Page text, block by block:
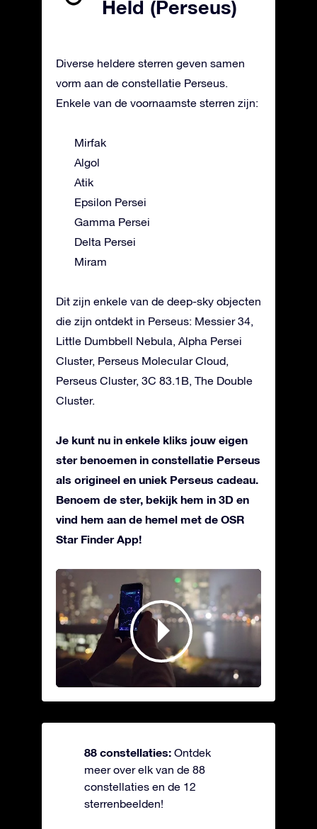
Held (Perseus)
Diverse heldere sterren geven samen
vorm aan de constellatie Perseus.
Enkele van de voornaamste sterren zijn:
Mirfak
Algol
Atik
Epsilon Persei
Gamma Persei
Delta Persei
Miram
Dit zijn enkele van de deep-sky objecten
die zijn ontdekt in Perseus: Messier 34,
Little Dumbbell Nebula, Alpha Persei
Cluster, Perseus Molecular Cloud,
Perseus Cluster, 3C 83.1B, The Double
Cluster.
Je kunt nu in enkele kliks jouw eigen
ster benoemen in constellatie Perseus
als origineel en uniek Perseus cadeau.
Benoem de ster, bekijk hem in 3D en
vind hem aan de hemel met de OSR
Star Finder App!
88 constellaties: Ontdek
meer over elk van de 88
constellaties en de 12
sterrenbeelden!